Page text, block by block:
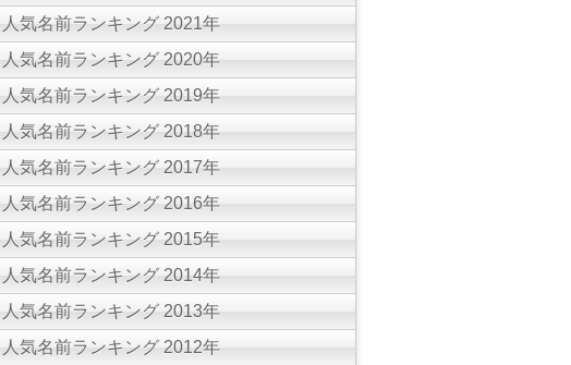
人気名前ランキング 2021年
人気名前ランキング 2020年
人気名前ランキング 2019年
人気名前ランキング 2018年
人気名前ランキング 2017年
人気名前ランキング 2016年
人気名前ランキング 2015年
人気名前ランキング 2014年
人気名前ランキング 2013年
人気名前ランキング 2012年